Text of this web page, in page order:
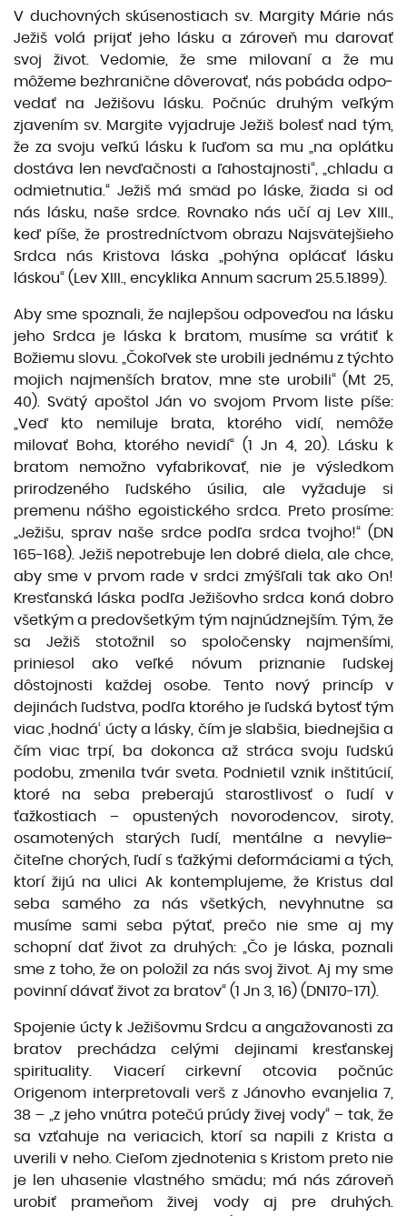
V duchovných skúsenostiach sv. Margity Márie nás
Ježiš volá prijať jeho lásku a zároveň mu darovať
svoj život. Vedomie, že sme milovaní a že mu
môžeme bezhranične dôverovať, nás pobáda odpo­
vedať na Ježišovu lásku. Počnúc druhým veľkým
zjavením sv. Margite vyjadruje Ježiš bolesť nad tým,
že za svoju veľkú lásku k ľuďom sa mu „na oplátku
dostáva len nevďačnosti a ľahostajnosti“, „chladu a
odmietnutia.“ Ježiš má smäd po láske, žiada si od
nás lásku, naše srdce. Rovnako nás učí aj Lev XIII.,
keď píše, že prostredníctvom obrazu Najsvätejšieho
Srdca nás Kristova láska „pohýna oplácať lásku
láskou“ (Lev XIII., encyklika Annum sacrum 25.5.1899).
Aby sme spoznali, že najlepšou odpoveďou na lásku
jeho Srdca je láska k bratom, musíme sa vrátiť k
Božiemu slovu. „Čokoľvek ste urobili jednému z týchto
mojich najmenších bratov, mne ste urobili“ (Mt 25,
40). Svätý apoštol Ján vo svojom Prvom liste píše:
„Veď kto nemiluje brata, ktorého vidí, nemôže
milovať Boha, ktorého nevidí“ (1 Jn 4, 20). Lásku k
bratom nemožno vy­fabrikovať, nie je výsledkom
prirodzeného ľudského úsilia, ale vyžaduje si
premenu nášho egois­tického srdca. Preto prosíme:
„Ježišu, sprav naše srdce podľa srdca tvojho!“ (DN
165-168). Ježiš nepotrebuje len dobré diela, ale chce,
aby sme v prvom rade v srdci zmýšľali tak ako On!
Kresťanská láska podľa Ježišovho srdca koná dobro
všetkým a predovšetkým tým najnúdznejším. Tým, že
sa Je­žiš stotožnil so spoločensky najmenšími,
priniesol ako veľké nóvum priznanie ľudskej
dôstojnos­ti každej osobe. Tento nový princíp v
dejinách ľudstva, podľa ktorého je ľudská bytosť tým
viac ‚hodná‘ úcty a lásky, čím je slabšia, biednejšia a
čím viac trpí, ba dokonca až stráca svoju ľudskú
podobu, zmenila tvár sveta. Podnietil vznik inštitúcií,
ktoré na seba preberajú starostlivosť o ľudí v
ťažkostiach – opustených novorodencov, siroty,
osamotených starých ľudí, mentálne a nevylie­
čiteľne chorých, ľudí s ťažkými deformáciami a tých,
ktorí žijú na ulici Ak kontemplujeme, že Kristus dal
seba samého za nás všetkých, nevyhnutne sa
musíme sami seba pýtať, prečo nie sme aj my
schopní dať život za druhých: „Čo je láska, poznali
sme z toho, že on položil za nás svoj život. Aj my sme
povinní dávať život za bratov“ (1 Jn 3, 16) (DN170-171).
Spojenie úcty k Ježišovmu Srdcu a angažovanosti za
bratov prechádza celými dejinami kresťanskej
spirituality. Viacerí cirkevní otcovia počnúc
Origenom interpretovali verš z Jánovho evanjelia 7,
38 – „z jeho vnútra potečú prúdy živej vody“ – tak, že
sa vzťahuje na veriacich, ktorí sa napili z Krista a
uverili v neho. Cieľom zjednotenia s Kristom preto nie
je len uhasenie vlastného smädu; má nás zároveň
urobiť prameňom živej vody aj pre druhých.